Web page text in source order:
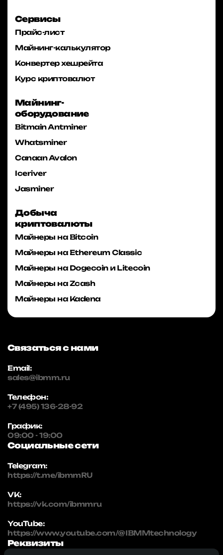
Сервисы
Прайс-лист
Майнинг-калькулятор
Конвертер хешрейта
Курс криптовалют
Майнинг-
оборудование
Bitmain Antminer
Whatsminer
Canaan Avalon
Iceriver
Jasminer
Добыча
криптовалюты
Майнеры на Bitcoin
Майнеры на Ethereum Classic
Майнеры на Dogecoin и Litecoin
Майнеры на Zcash
Майнеры на Kadena
Связаться с нами
Email:
sales@ibmm.ru
Телефон:
+7 (495) 136-28-92
График:
09:00 - 19:00
Социальные сети
Telegram:
https://t.me/ibmmRU
VK:
https://vk.com/ibmmru
YouTube:
https://www.youtube.com/@IBMMtechnology
Реквизиты